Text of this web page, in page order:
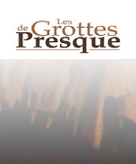
content